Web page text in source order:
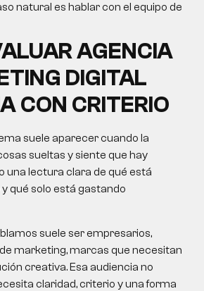
natural es hablar con el equipo de
AGENCIA
DIGITAL
CON CRITERIO
suele aparecer cuando la
sueltas y siente que hay
una lectura clara de qué está
qué solo está gastando
suele ser empresarios,
marketing, marcas que necesitan
creativa. Esa audiencia no
claridad, criterio y una forma